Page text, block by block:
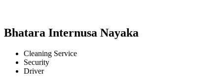
Bhatara Internusa Nayaka
Cleaning Service
Security
Driver